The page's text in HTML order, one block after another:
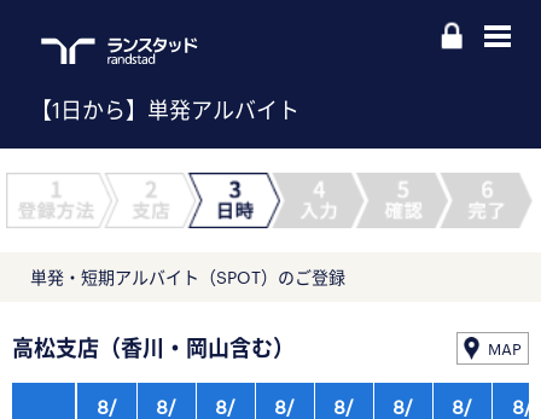
【1日から】単発アルバイト
単発・短期アルバイト（SPOT）のご登録
高松支店（香川・岡山含む） MAP
8/
8/
8/
8/
8/
8/
8/
8/